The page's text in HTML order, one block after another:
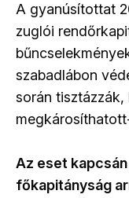
A gyanúsítottat
zuglói
szabadlábon
során
Az eset
főkapitányság